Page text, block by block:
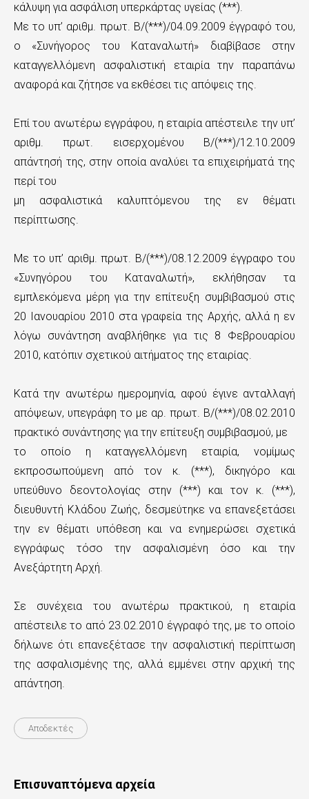
κάλυψη για ασφάλιση υπερκάρτας υγείας (***).
Με το υπ’ αριθμ. πρωτ. Β/(***)/04.09.2009 έγγραφό του,
ο «Συνήγορος του Καταναλωτή» διαβίβασε στην
καταγγελλόμενη ασφαλιστική εταιρία την παραπάνω
αναφορά και ζήτησε να εκθέσει τις απόψεις της.
Επί του ανωτέρω εγγράφου, η εταιρία απέστειλε την υπ’
αριθμ. πρωτ. εισερχομένου Β/(***)/12.10.2009
απάντησή της, στην οποία αναλύει τα επιχειρήματά της
περί του
μη ασφαλιστικά καλυπτόμενου της εν θέματι
περίπτωσης.
Με το υπ’ αριθμ. πρωτ. Β/(***)/08.12.2009 έγγραφο του
«Συνηγόρου του Καταναλωτή», εκλήθησαν τα
εμπλεκόμενα μέρη για την επίτευξη συμβιβασμού στις
20 Ιανουαρίου 2010 στα γραφεία της Αρχής, αλλά η εν
λόγω συνάντηση αναβλήθηκε για τις 8 Φεβρουαρίου
2010, κατόπιν σχετικού αιτήματος της εταιρίας.
Κατά την ανωτέρω ημερομηνία, αφού έγινε ανταλλαγή
απόψεων, υπεγράφη το με αρ. πρωτ. Β/(***)/08.02.2010
πρακτικό συνάντησης για την επίτευξη συμβιβασμού, με
το οποίο η καταγγελλόμενη εταιρία, νομίμως
εκπροσωπούμενη από τον κ. (***), δικηγόρο και
υπεύθυνο δεοντολογίας στην (***) και τον κ. (***),
διευθυντή Κλάδου Ζωής, δεσμεύτηκε να επανεξετάσει
την εν θέματι υπόθεση και να ενημερώσει σχετικά
εγγράφως τόσο την ασφαλισμένη όσο και την
Ανεξάρτητη Αρχή.
Σε συνέχεια του ανωτέρω πρακτικού, η εταιρία
απέστειλε το από 23.02.2010 έγγραφό της, με το οποίο
δήλωνε ότι επανεξέτασε την ασφαλιστική περίπτωση
της ασφαλισμένης της, αλλά εμμένει στην αρχική της
απάντηση.
Αποδεκτές
Επισυναπτόμενα αρχεία